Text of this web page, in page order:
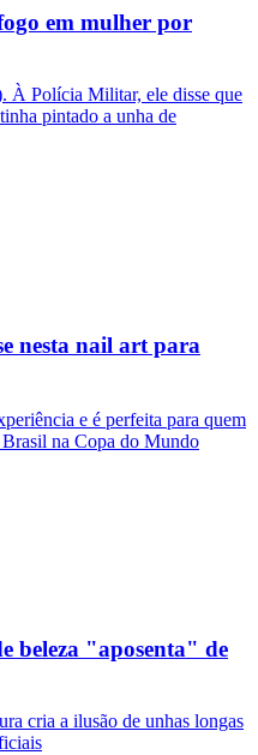
em mulher por
À Polícia Militar, ele disse que
pintado a unha de
nesta nail art para
e é perfeita para quem
na Copa do Mundo
beleza "aposenta" de
cria a ilusão de unhas longas